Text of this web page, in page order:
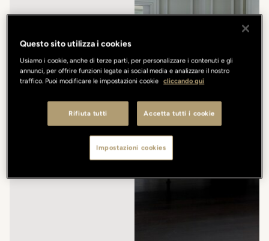
Questo sito utilizza i cookies
Usiamo i cookie, anche di terze parti, per personalizzare i contenuti e gli
annunci, per offrire funzioni legate ai social media e analizzare il nostro
traffico. Puoi modificare le impostazioni cookie cliccando qui
Rifiuta tutti Accetta tutti i cookie
Impostazioni cookies